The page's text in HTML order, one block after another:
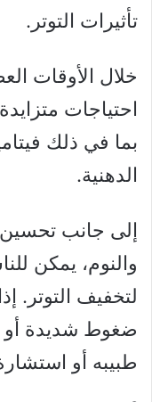
تأثيرات التوتر.
خلال الأوقات
احتياجات
الدهنية.
إلى جانب تحسين
والنوم، يمكن
لتخفيف التوتر.
ضغوط شديدة أو
طبيبه أو